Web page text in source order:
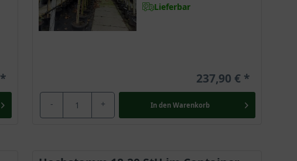
Naturimpressionen. Aufgrund der imposanten
das einen Hauch von Exotik in den deutschen Garten bringt
Lieferbar
237,90 €
- + In den Warenkorb